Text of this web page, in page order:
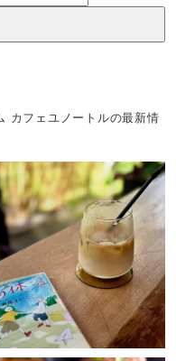
カフェユノートルの最新情